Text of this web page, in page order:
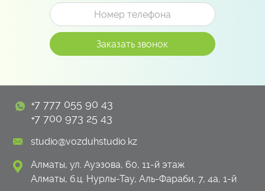
+7 777 055 90 43
+7 700 973 25 43
studio@vozduhstudio.kz
Алматы, ул. Ауэзова, 60, 11-й этаж
Алматы, б.ц. Нурлы-Тау, Аль-Фараби, 7, 4а, 1-й